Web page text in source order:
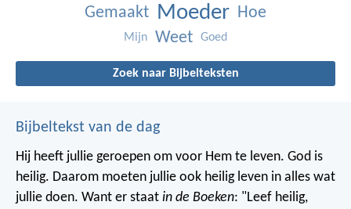
Gemaakt Moeder Hoe
Mijn Weet Goed
Zoek naar Bijbelteksten
Bijbeltekst van de dag
Hij heeft jullie geroepen om voor Hem te leven. God is
heilig. Daarom moeten jullie ook heilig leven in alles wat
jullie doen. Want er staat in de Boeken: "Leef heilig,